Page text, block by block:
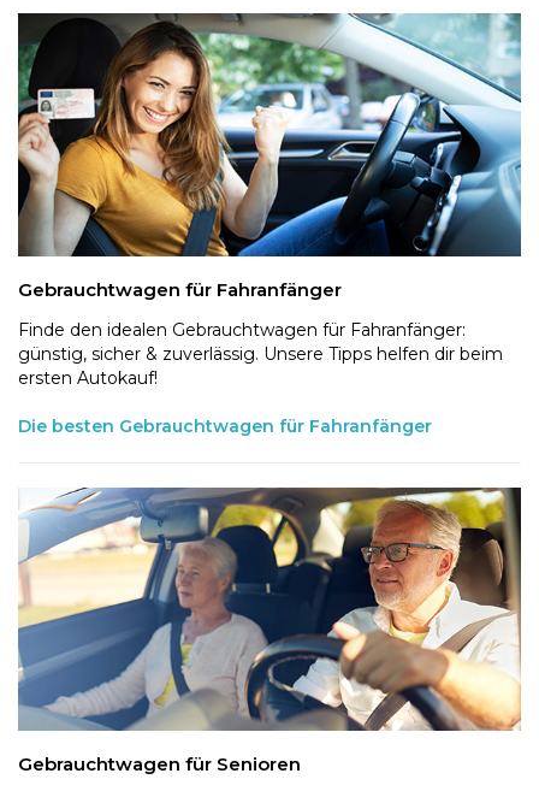
Gebrauchtwagen für Fahranfänger
Finde den idealen Gebrauchtwagen für Fahranfänger:
günstig, sicher & zuverlässig. Unsere Tipps helfen dir beim
ersten Autokauf!
Die besten Gebrauchtwagen für Fahranfänger
Gebrauchtwagen für Senioren